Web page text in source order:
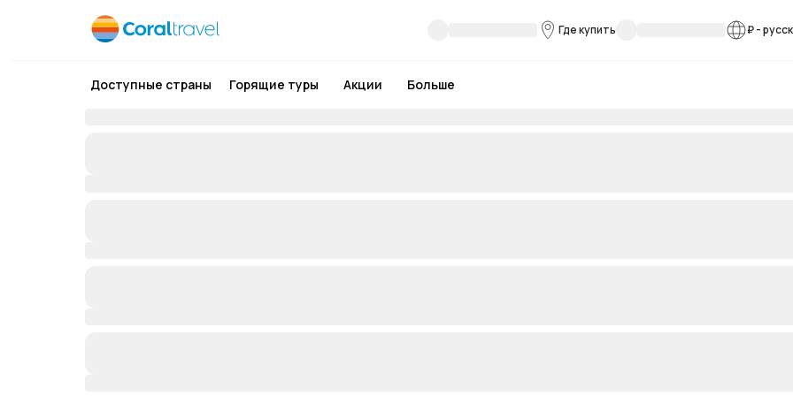
Где купить ₽-
Доступные страны Горящие туры Акции Больше